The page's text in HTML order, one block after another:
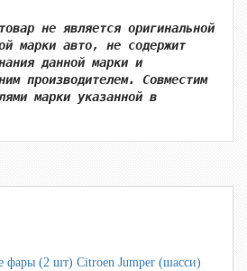
не является оригинальной
марки авто, не содержит
данной марки и
производителем. Совместим
марки указанной в